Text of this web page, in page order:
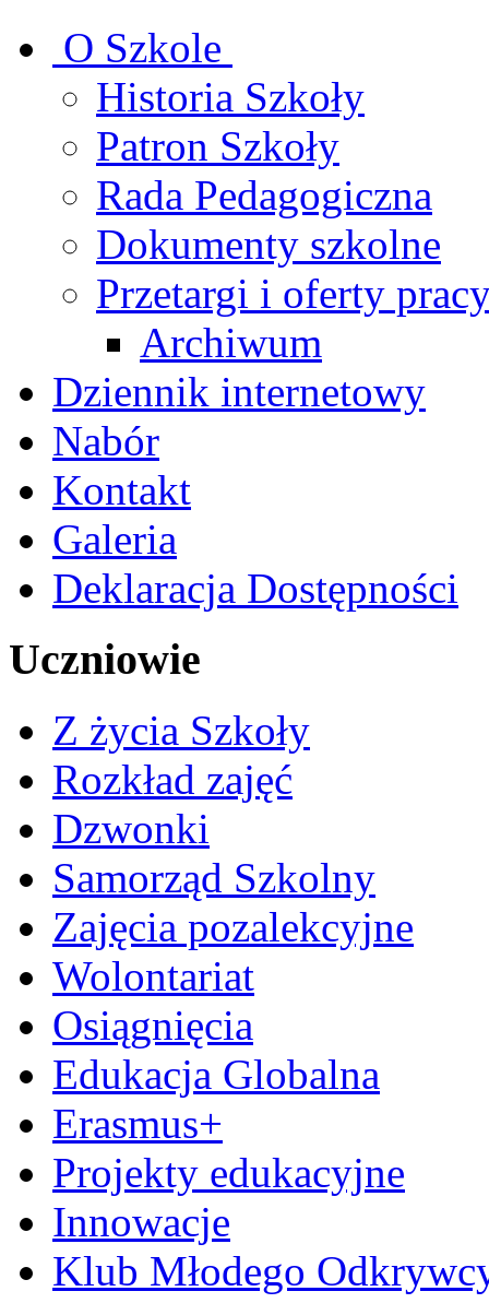
O Szkole
Historia Szkoły
Patron Szkoły
Rada Pedagogiczna
Dokumenty szkolne
Przetargi i oferty
Archiwum
Dziennik internetowy
Nabór
Kontakt
Galeria
Deklaracja Dostępności
Uczniowie
Z życia Szkoły
Rozkład zajęć
Dzwonki
Samorząd Szkolny
Zajęcia pozalekcyjne
Wolontariat
Osiągnięcia
Edukacja Globalna
Erasmus+
Projekty edukacyjne
Innowacje
Klub Młodego